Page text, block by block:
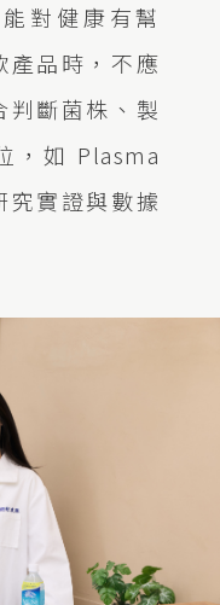
對健康有幫
產品時，不應
判斷菌株、製
，如 Plasma
究實證與數據